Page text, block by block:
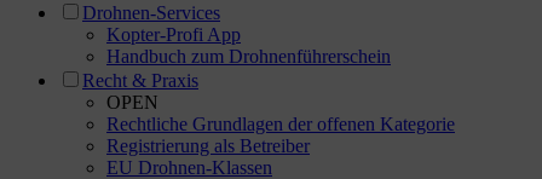
Drohnen-Services
Kopter-Profi App
Handbuch zum Drohnenführerschein
Recht & Praxis
OPEN
Rechtliche Grundlagen der offenen Kategorie
Registrierung als Betreiber
EU Drohnen-Klassen